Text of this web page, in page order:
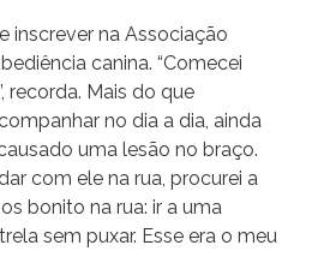
inscrever na Associação
canina. “Comecei
recorda. Mais do que
no dia a dia, ainda
uma lesão no braço.
com ele na rua, procurei a
bonito na rua: ir a uma
sem puxar. Esse era o meu